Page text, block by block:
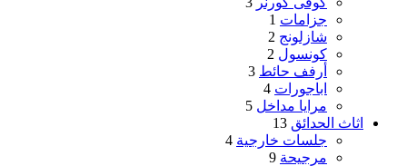
جزامات 1
شازلونج 2
كونسول 2
أرفف حائط 3
اباجورات 4
مرايا مداخل 5
اثاث الحدائق 13
جلسات خارجية 4
مرجيحة 9